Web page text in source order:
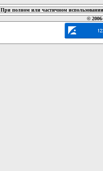
При полном или частичном
©